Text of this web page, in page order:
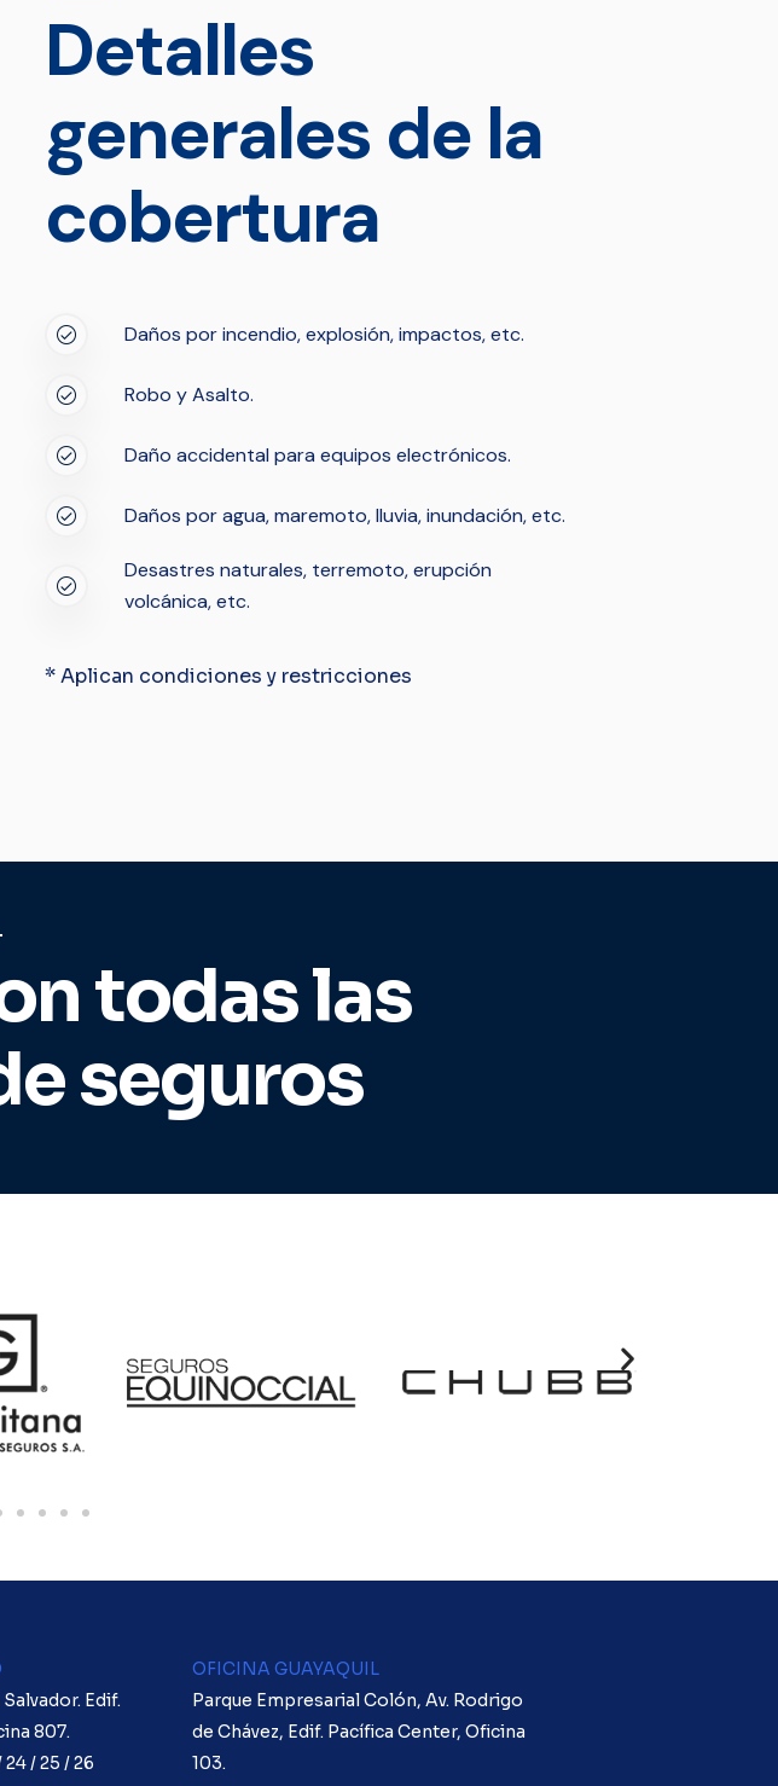
Detalles
generales de la
cobertura
Daños por incendio, explosión, impactos, etc.
Robo y Asalto.
Daño accidental para equipos electrónicos.
Daños por agua, maremoto, lluvia, inundación, etc.
Desastres naturales, terremoto, erupción
volcánica, etc.
* Aplican condiciones y restricciones
todas las
seguros
Edif.
807.
/ 25 / 26
OFICINA GUAYAQUIL
Parque Empresarial Colón, Av. Rodrigo
de Chávez, Edif. Pacífica Center, Oficina
103.